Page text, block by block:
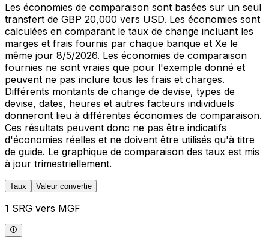
Les économies de comparaison sont basées sur un seul
transfert de GBP 20,000 vers USD. Les économies sont
calculées en comparant le taux de change incluant les
marges et frais fournis par chaque banque et Xe le
même jour 8/5/2026. Les économies de comparaison
fournies ne sont vraies que pour l'exemple donné et
peuvent ne pas inclure tous les frais et charges.
Différents montants de change de devise, types de
devise, dates, heures et autres facteurs individuels
donneront lieu à différentes économies de comparaison.
Ces résultats peuvent donc ne pas être indicatifs
d'économies réelles et ne doivent être utilisés qu'à titre
de guide. Le graphique de comparaison des taux est mis
à jour trimestriellement.
Taux Valeur convertie
1 SRG vers MGF